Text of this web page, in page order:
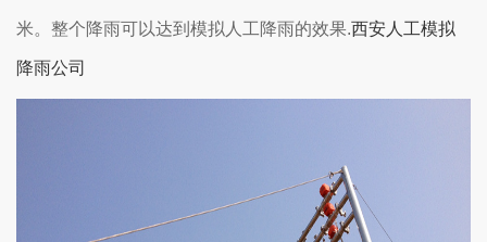
米。 整个降雨可以达到模拟人工降雨的效果.西安人工模拟
降雨公司